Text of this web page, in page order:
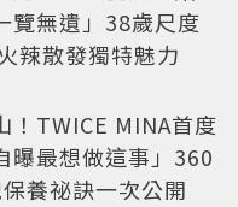
覽無遺」38歲尺度
辣散發獨特魅力
！TWICE MINA首度
曝最想做這事」360
養祕訣一次公開